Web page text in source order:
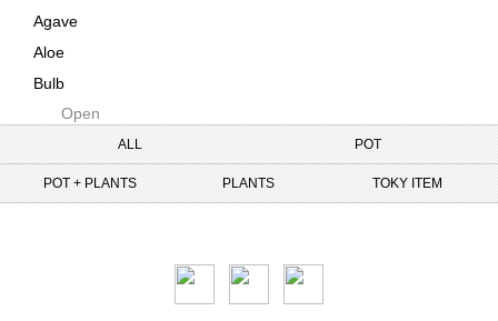
Native
Progress
Quartz
RAKU
Rock
Agave
Aloe
Bulb
Cactus
Cycas
Euphorbia
Open
ALL POT
POT + PLANTS PLANTS TOKY ITEM